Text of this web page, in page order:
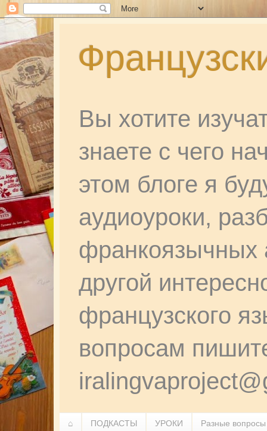
Вы хотите
знаете с чего
этом блоге я
аудиоуроки,
франкоязычных
другой
французского
вопросам
⌂ ПОДКАСТЫ УРОКИ Разные вопросы